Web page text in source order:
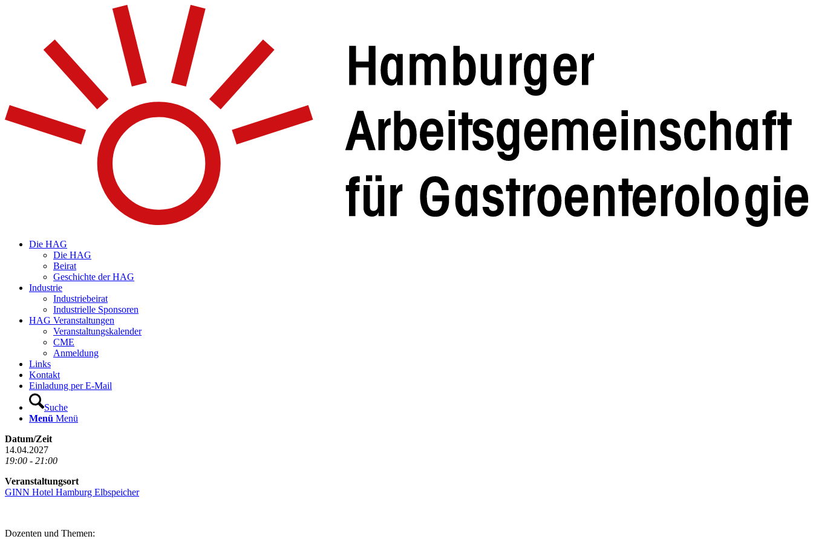
Die HAG
Die HAG
Beirat
Geschichte der HAG
Industrie
Industriebeirat
Industrielle Sponsoren
HAG Veranstaltungen
Veranstaltungskalender
CME
Anmeldung
Links
Kontakt
Einladung per E-Mail
Suche
Menü Menü
Datum/Zeit
14.04.2027
19:00 - 21:00
Veranstaltungsort
GINN Hotel Hamburg Elbspeicher
Dozenten und Themen: